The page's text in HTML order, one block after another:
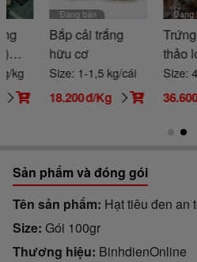
Đang bán
Trứng vịt bắc
thảo loại 1
Size: 4 trứng/hộp
36.600 đ/Hộp
Đang bán
Cua thịt
sống loại 1
Size: 140-190
gr/con
Sản phẩm và đóng gói
Tên sản phẩm Hạt tiêu đen an
Size Gói 100gr
Thương hiệu BinhdienOnline